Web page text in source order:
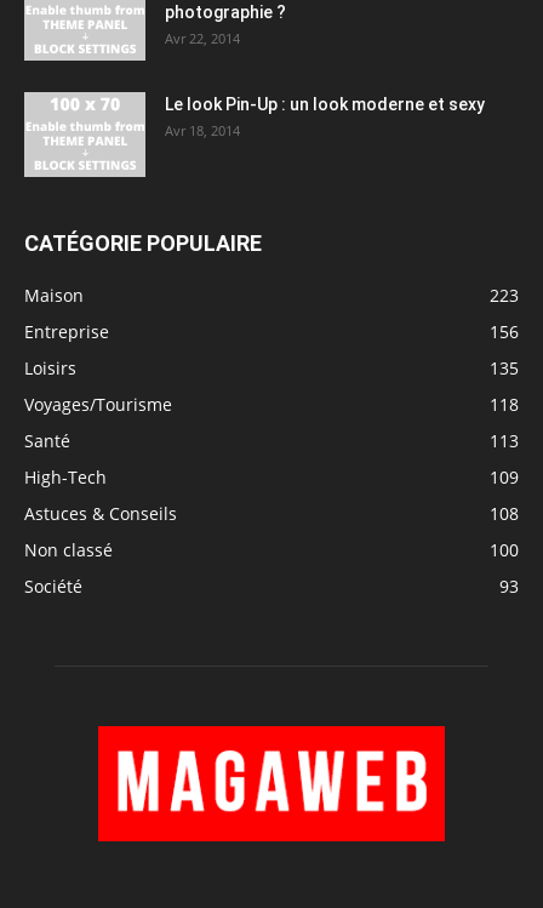
photographie ?
Avr 22, 2014
Le look Pin-Up : un look moderne et sexy
Avr 18, 2014
CATÉGORIE POPULAIRE
Maison
223
Entreprise
156
Loisirs
135
Voyages/Tourisme
118
Santé
113
High-Tech
109
Astuces & Conseils
108
Non classé
100
Société
93